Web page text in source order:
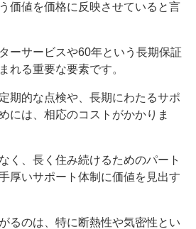
価値を価格に反映させていると言
ーサービスや60年という長期保証
れる重要な要素です。
期的な点検や、長期にわたるサポ
には、相応のコストがかかりま
く、長く住み続けるためのパート
厚いサポート体制に価値を見出す
るのは、特に断熱性や気密性とい